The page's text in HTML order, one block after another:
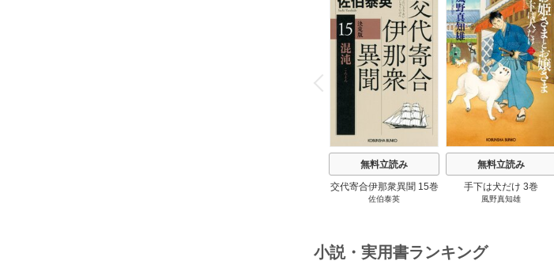
P
r
e
i
o
u
s
無料立読み
交代寄合伊那衆異聞 15巻
佐伯泰英
無料立読み
手下は犬だけ 3巻
風野真知雄
小説・実用書ランキング